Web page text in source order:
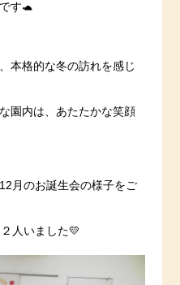
す🐢
本格的な冬の訪れを感じ
園内は、あたたかな笑顔
月のお誕生会の様子をご
人いました💛